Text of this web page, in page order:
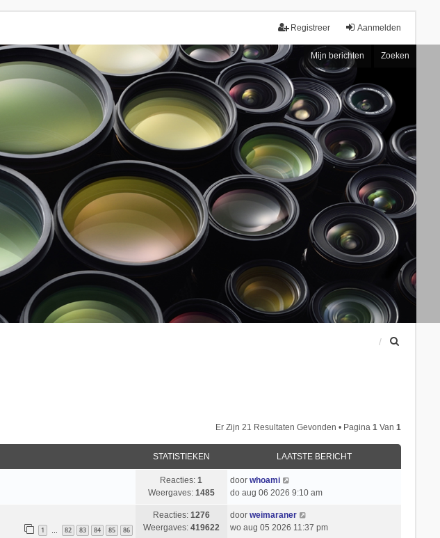
Aanmelden
Registreer
Mijn berichten Zoeken
Er Zijn 21 Resultaten Gevonden • Pagina1 Van1
STATISTIEKEN LAATSTE BERICHT
Reacties:1
Weergaves: 1485
door whoami
do aug 06 2026 9:10 am
1 82 83 84 85 86
Reacties: 1276
Weergaves: 419622
door weimaraner
wo aug 05 2026 11:37 pm